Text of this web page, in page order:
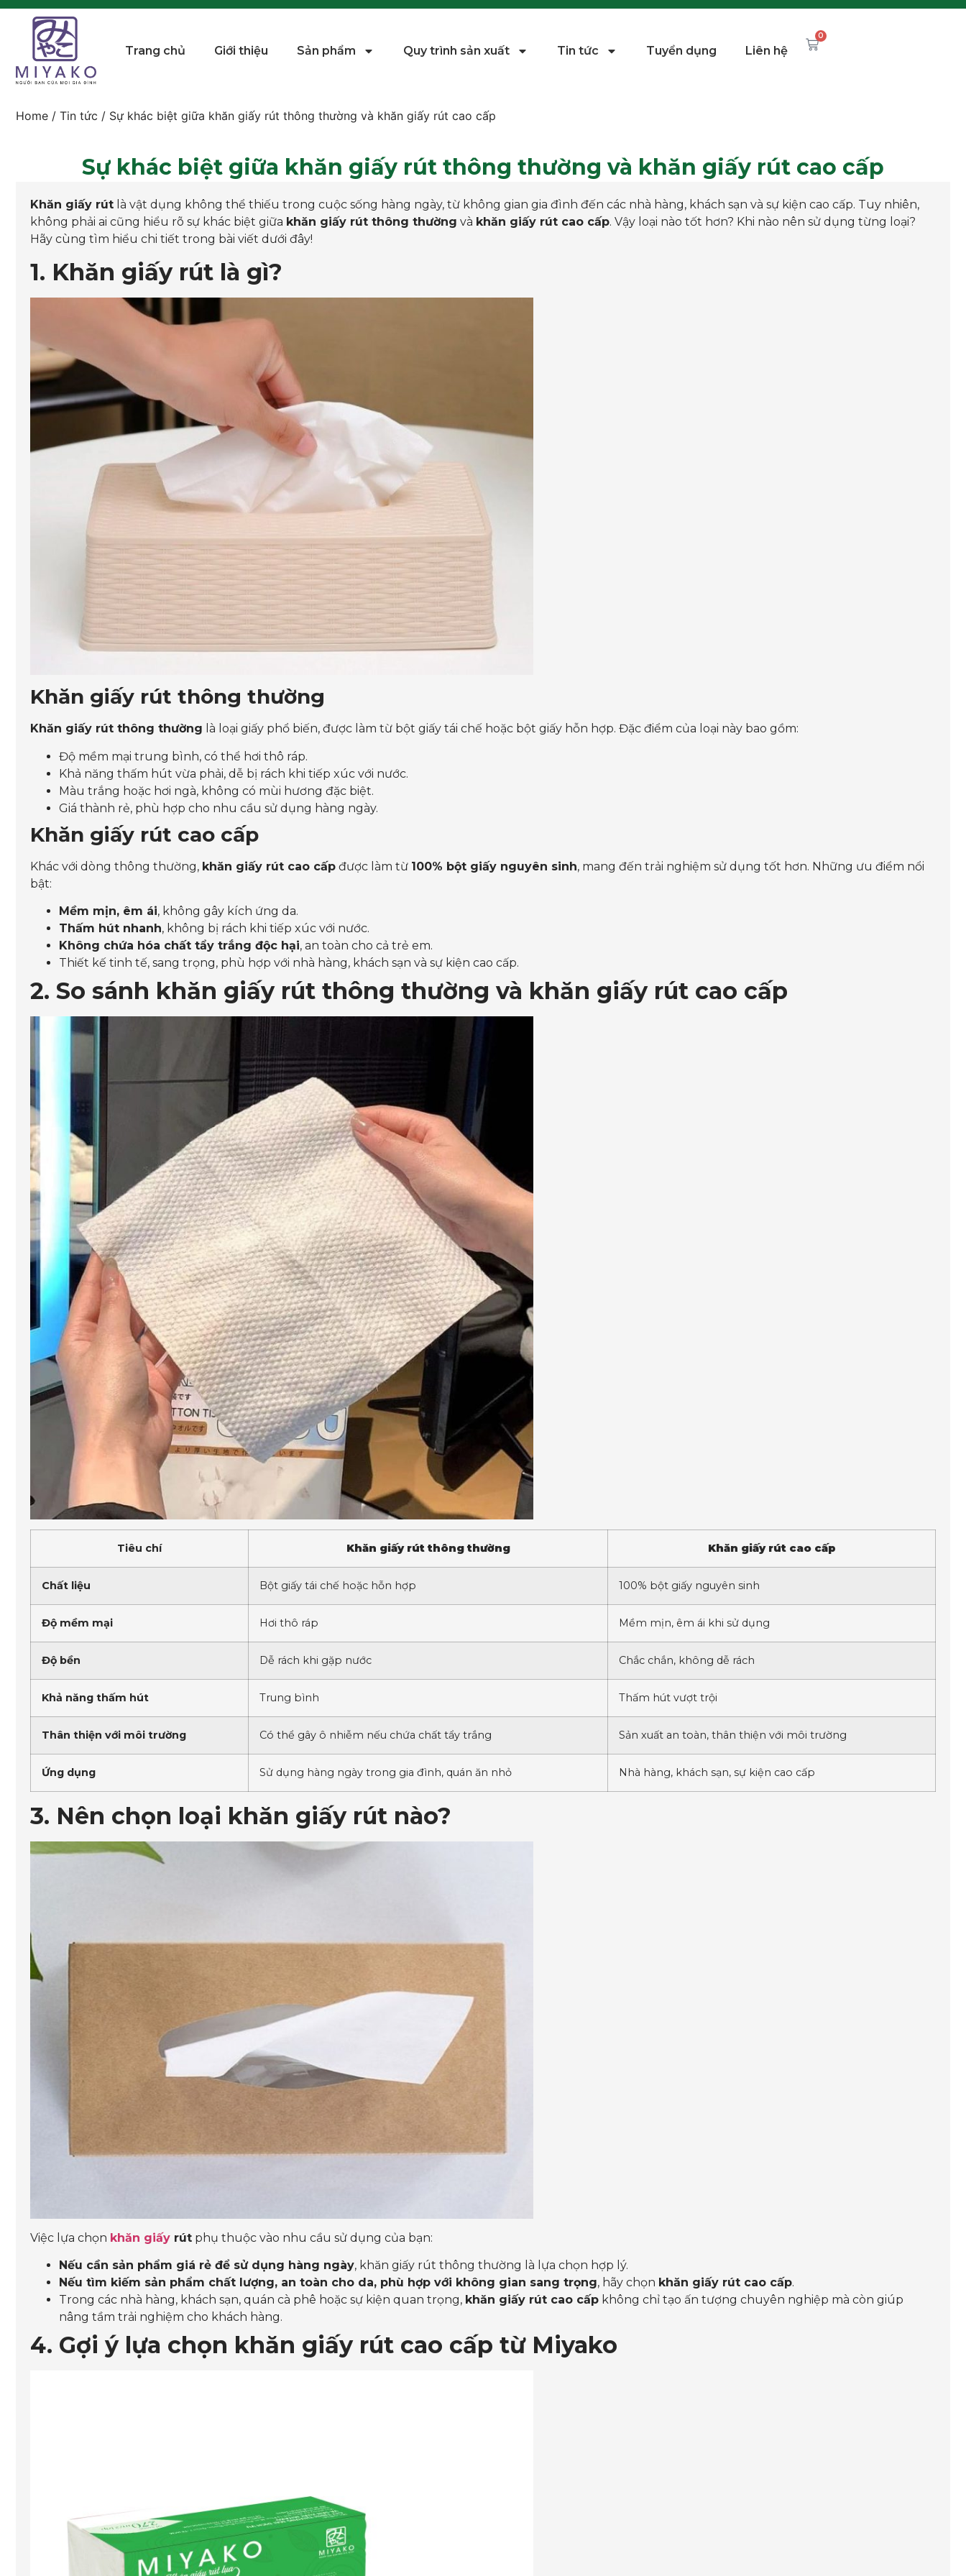
Trang chủ Giới thiệu Sản phẩm Quy trình sản xuất Tin tức Tuyển dụng Liên hệ
0
Home / Tin tức / Sự khác biệt giữa khăn giấy rút thông thường và khăn giấy rút cao cấp
Sự khác biệt giữa khăn giấy rút thông thường và khăn giấy rút cao cấp
Khăn giấy rút là vật dụng không thể thiếu trong cuộc sống hàng ngày, từ không gian gia đình đến các nhà hàng, khách sạn và sự kiện cao cấp. Tuy nhiên,
không phải ai cũng hiểu rõ sự khác biệt giữa khăn giấy rút thông thường và khăn giấy rút cao cấp. Vậy loại nào tốt hơn? Khi nào nên sử dụng từng loại?
Hãy cùng tìm hiểu chi tiết trong bài viết dưới đây!
1. Khăn giấy rút là gì?
Khăn giấy rút thông thường
Khăn giấy rút thông thường là loại giấy phổ biến, được làm từ bột giấy tái chế hoặc bột giấy hỗn hợp. Đặc điểm của loại này bao gồm:
Độ mềm mại trung bình, có thể hơi thô ráp.
Khả năng thấm hút vừa phải, dễ bị rách khi tiếp xúc với nước.
Màu trắng hoặc hơi ngà, không có mùi hương đặc biệt.
Giá thành rẻ, phù hợp cho nhu cầu sử dụng hàng ngày.
Khăn giấy rút cao cấp
Khác với dòng thông thường, khăn giấy rút cao cấp được làm từ 100% bột giấy nguyên sinh, mang đến trải nghiệm sử dụng tốt hơn. Những ưu điểm nổi
bật:
Mềm mịn, êm ái, không gây kích ứng da.
Thấm hút nhanh, không bị rách khi tiếp xúc với nước.
Không chứa hóa chất tẩy trắng độc hại, an toàn cho cả trẻ em.
Thiết kế tinh tế, sang trọng, phù hợp với nhà hàng, khách sạn và sự kiện cao cấp.
2. So sánh khăn giấy rút thông thường và khăn giấy rút cao cấp
Tiêu chí Khăn giấy rút thông thường Khăn giấy rút cao cấp
Chất liệu Bột giấy tái chế hoặc hỗn hợp 100% bột giấy nguyên sinh
Độ mềm mại Hơi thô ráp Mềm mịn, êm ái khi sử dụng
Độ bền Dễ rách khi gặp nước Chắc chắn, không dễ rách
Khả năng thấm hút Trung bình Thấm hút vượt trội
Thân thiện với môi trường Có thể gây ô nhiễm nếu chứa chất tẩy trắng Sản xuất an toàn, thân thiện với môi trường
Ứng dụng Sử dụng hàng ngày trong gia đình, quán ăn nhỏ Nhà hàng, khách sạn, sự kiện cao cấp
3. Nên chọn loại khăn giấy rút nào?
Việc lựa chọn khăn giấy rút phụ thuộc vào nhu cầu sử dụng của bạn:
Nếu cần sản phẩm giá rẻ để sử dụng hàng ngày, khăn giấy rút thông thường là lựa chọn hợp lý.
Nếu tìm kiếm sản phẩm chất lượng, an toàn cho da, phù hợp với không gian sang trọng, hãy chọn khăn giấy rút cao cấp.
Trong các nhà hàng, khách sạn, quán cà phê hoặc sự kiện quan trọng, khăn giấy rút cao cấp không chỉ tạo ấn tượng chuyên nghiệp mà còn giúp
nâng tầm trải nghiệm cho khách hàng.
4. Gợi ý lựa chọn khăn giấy rút cao cấp từ Miyako